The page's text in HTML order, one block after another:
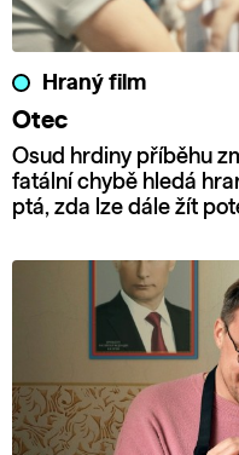
Hraný film
Otec
Osud hrdiny příběhu
fatální chybě hledá
ptá, zda lze dále žít